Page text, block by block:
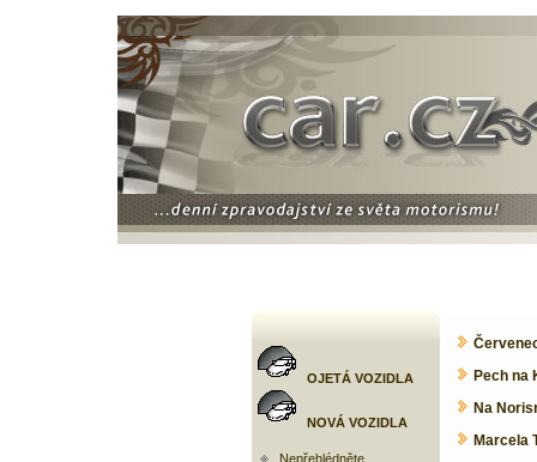
OJETÁ VOZIDLA
NOVÁ VOZIDLA
Nepřehlédněte
Pech na
Na
Marcela